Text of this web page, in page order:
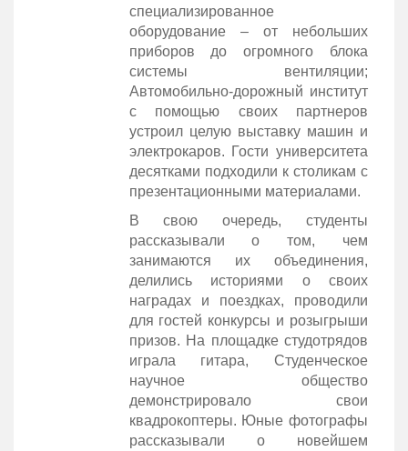
специализированное
оборудование – от небольших
приборов до огромного блока
системы вентиляции;
Автомобильно-дорожный институт
с помощью своих партнеров
устроил целую выставку машин и
электрокаров. Гости университета
десятками подходили к столикам с
презентационными материалами.
В свою очередь, студенты
рассказывали о том, чем
занимаются их объединения,
делились историями о своих
наградах и поездках, проводили
для гостей конкурсы и розыгрыши
призов. На площадке студотрядов
играла гитара, Студенческое
научное общество
демонстрировало свои
квадрокоптеры. Юные фотографы
рассказывали о новейшем